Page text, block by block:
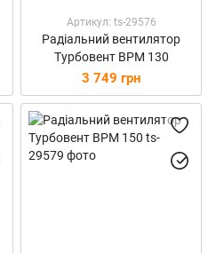
Артикул: ts-29576
Радіальний вентилятор
Турбовент ВРМ 130
3 749 грн